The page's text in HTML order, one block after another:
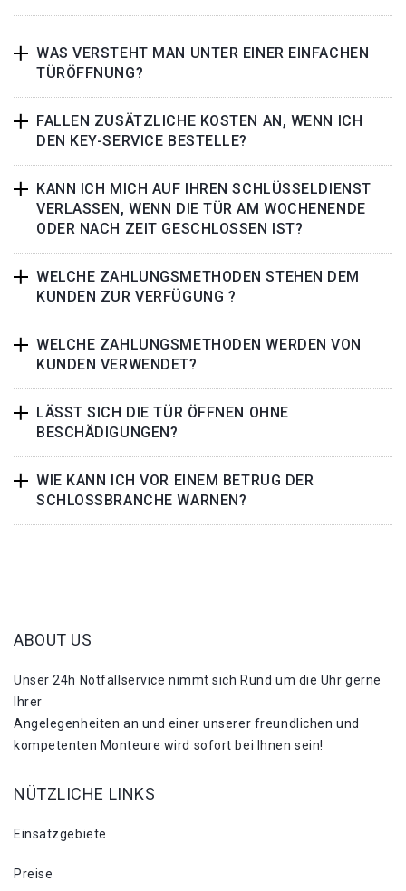
WAS VERSTEHT MAN UNTER EINER EINFACHEN
TÜRÖFFNUNG?
FALLEN ZUSÄTZLICHE KOSTEN AN, WENN ICH
DEN KEY-SERVICE BESTELLE?
KANN ICH MICH AUF IHREN SCHLÜSSELDIENST
VERLASSEN, WENN DIE TÜR AM WOCHENENDE
ODER NACH ZEIT GESCHLOSSEN IST?
WELCHE ZAHLUNGSMETHODEN STEHEN DEM
KUNDEN ZUR VERFÜGUNG ?
WELCHE ZAHLUNGSMETHODEN WERDEN VON
KUNDEN VERWENDET?
LÄSST SICH DIE TÜR ÖFFNEN OHNE
BESCHÄDIGUNGEN?
WIE KANN ICH VOR EINEM BETRUG DER
SCHLOSSBRANCHE WARNEN?
ABOUT US
Unser 24h Notfallservice nimmt sich Rund um die Uhr gerne
Ihrer
Angelegenheiten an und einer unserer freundlichen und
kompetenten Monteure wird sofort bei Ihnen sein!
NÜTZLICHE LINKS
Einsatzgebiete
Preise